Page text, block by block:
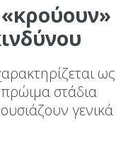
ως
στάδια
γενικά